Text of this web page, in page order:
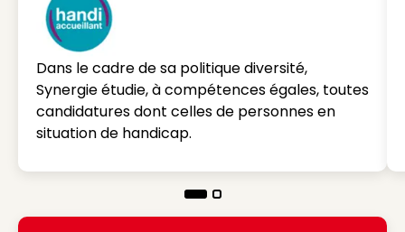
Dans le cadre de sa politique diversité,
Synergie étudie, à compétences égales, toutes
candidatures dont celles de personnes en
situation de handicap.